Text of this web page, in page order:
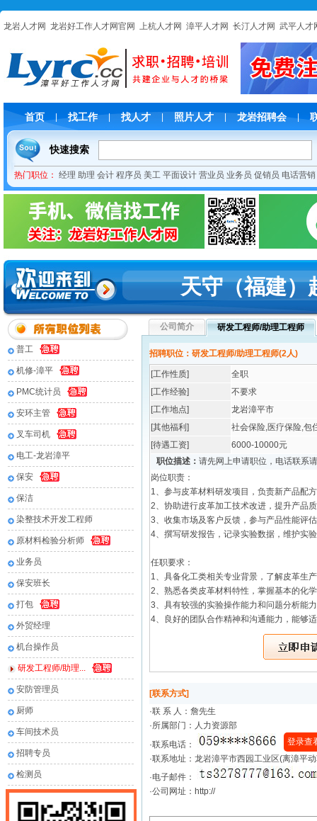
龙岩人才网 龙岩好工作人才网官网 上杭人才网 漳平人才网 长汀人才网 武平人才
首页 找工作 | 找人才 照片人才 龙岩招聘会 |
快速搜索
热门职位： 经理 助理 会计 程序员 美工 平面设计 营业员 业务员 促销员 电话营销
天守（福建）
普工
机修-漳平
PMC统计员
安环主管
叉车司机
电工-龙岩漳平
保安
保洁
染整技术开发工程师
原材料检验分析师
业务员
保安班长
打包
外贸经理
机台操作员
研发工程师/助理...
安防管理员
厨师
车间技术员
招聘专员
检测员
公司简介 研发工程师/助理工程师
招聘职位：研发工程师/助理工程师(2人)
[工作性质]
全职
[工作经验]
不要求
[工作地点]
龙岩漳平市
[其他福利]
社会保险,医疗保险,包
[待遇工资]
6000-10000元
职位描述： 请先网上申请职位，电话联系
岗位职责：
1、参与皮革材料研发项目，负责新产品配
2、协助进行皮革加工技术改进，提升产品
3、收集市场及客户反馈，参与产品性能评
4、撰写研发报告，记录实验数据，维护实
任职要求：
1、具备化工类相关专业背景，了解皮革生
2、熟悉各类皮革材料特性，掌握基本的化
3、具有较强的实验操作能力和问题分析能
4、良好的团队合作精神和沟通能力，能够
[联系方式]
·联 系 人： 詹先生
·所属部门：人力资源部
·联系电话：
登录查
·联系地址：龙岩漳平市西园工业区(离漳平
·电子邮件：
·公司网址：http://